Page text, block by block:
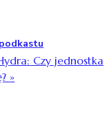
Czy jednostka
»